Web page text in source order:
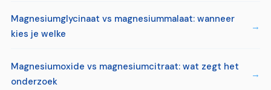
Magnesiumglycinaat vs magnesiummalaat: wanneer
kies je welke
Magnesiumoxide vs magnesiumcitraat: wat zegt het
onderzoek